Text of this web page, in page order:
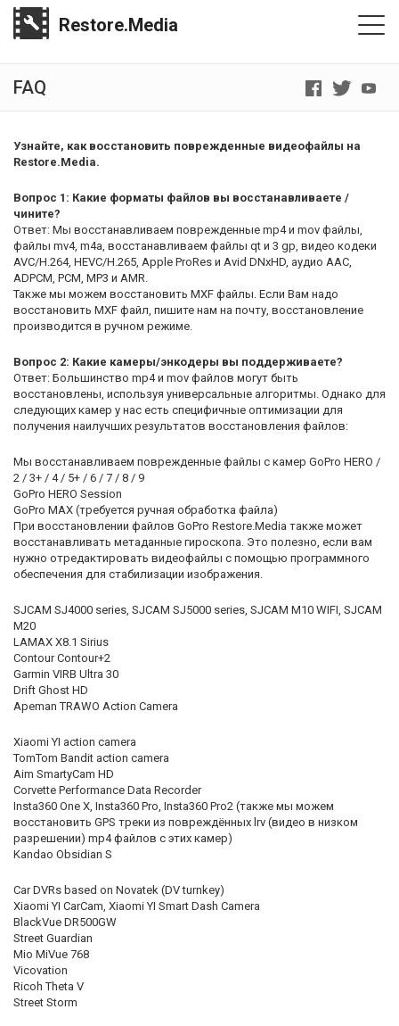
Restore.Media
FAQ
Узнайте, как восстановить поврежденные видеофайлы на
Restore.Media.
Вопрос 1: Какие форматы файлов вы восстанавливаете /
чините?
Ответ: Мы восстанавливаем поврежденные mp4 и mov файлы,
файлы mv4, m4a, восстанавливаем файлы qt и 3 gp, видео кодеки
AVC/H.264, HEVC/H.265, Apple ProRes и Avid DNxHD, аудио AAC,
ADPCM, PCM, MP3 и AMR.
Также мы можем восстановить MXF файлы. Если Вам надо
восстановить MXF файл, пишите нам на почту, восстановление
производится в ручном режиме.
Вопрос 2: Какие камеры/энкодеры вы поддерживаете?
Ответ: Большинство mp4 и mov файлов могут быть
восстановлены, используя универсальные алгоритмы. Однако для
следующих камер у нас есть специфичные оптимизации для
получения наилучших результатов восстановления файлов:
Мы восстанавливаем поврежденные файлы с камер GoPro HERO /
2 / 3+ / 4 / 5+ / 6 / 7 / 8 / 9
GoPro HERO Session
GoPro MAX (требуется ручная обработка файла)
При восстановлении файлов GoPro Restore.Media также может
восстанавливать метаданные гироскопа. Это полезно, если вам
нужно отредактировать видеофайлы с помощью программного
обеспечения для стабилизации изображения.
SJCAM SJ4000 series, SJCAM SJ5000 series, SJCAM M10 WIFI, SJCAM
M20
LAMAX X8.1 Sirius
Contour Contour+2
Garmin VIRB Ultra 30
Drift Ghost HD
Apeman TRAWO Action Camera
Xiaomi YI action camera
TomTom Bandit action camera
Aim SmartyCam HD
Corvette Performance Data Recorder
Insta360 One X, Insta360 Pro, Insta360 Pro2 (также мы можем
восстановить GPS треки из повреждённых lrv (видео в низком
разрешении) mp4 файлов с этих камер)
Kandao Obsidian S
Car DVRs based on Novatek (DV turnkey)
Xiaomi YI CarCam, Xiaomi YI Smart Dash Camera
BlackVue DR500GW
Street Guardian
Mio MiVue 768
Vicovation
Ricoh Theta V
Street Storm